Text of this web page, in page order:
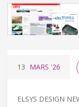
13 MARS '26
ELSYS DESIGN